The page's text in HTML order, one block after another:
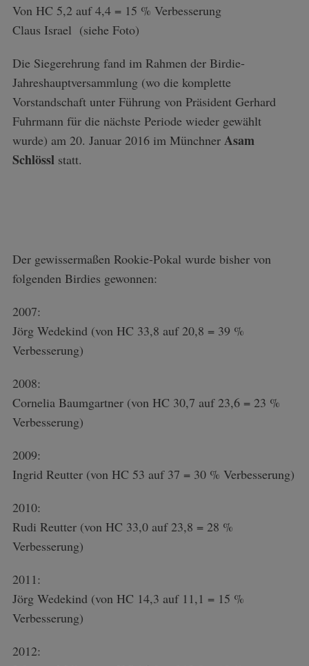
Von HC 5,2 auf 4,4 = 15 % Verbesserung
Claus Israel (siehe Foto)
Die Siegerehrung fand im Rahmen der Birdie-
Jahreshauptversammlung (wo die komplette
Vorstandschaft unter Führung von Präsident Gerhard
Fuhrmann für die nächste Periode wieder gewählt
wurde) am 20. Januar 2016 im Münchner Asam
Schlösslstatt.
Der gewissermaßen Rookie-Pokal wurde bisher von
folgenden Birdies gewonnen:
2007:
Jörg Wedekind (von HC 33,8 auf 20,8 = 39 %
Verbesserung)
2008:
Cornelia Baumgartner (von HC 30,7 auf 23,6 = 23 %
Verbesserung)
2009:
Ingrid Reutter (von HC 53 auf 37 = 30 % Verbesserung)
2010:
Rudi Reutter (von HC 33,0 auf 23,8 = 28 %
Verbesserung)
2011:
Jörg Wedekind (von HC 14,3 auf 11,1 = 15 %
Verbesserung)
2012: